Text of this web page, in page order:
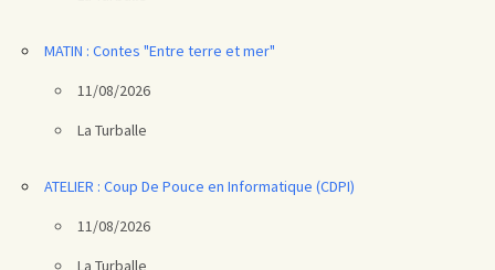
MATIN : Contes "Entre terre et mer"
11/08/2026
La Turballe
ATELIER : Coup De Pouce en Informatique (CDPI)
11/08/2026
La Turballe